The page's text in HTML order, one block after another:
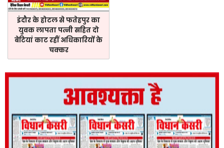
इंदौर के होटल से फतेहपुर का
युवक लापता पत्नी सहित दो
बेटियां काट रहीं अधिकारियों के
चक्कर